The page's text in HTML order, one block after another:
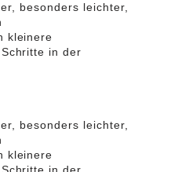
besonders leichter,
kleinere
in der
besonders leichter,
kleinere